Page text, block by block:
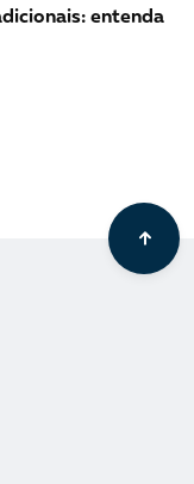
entenda